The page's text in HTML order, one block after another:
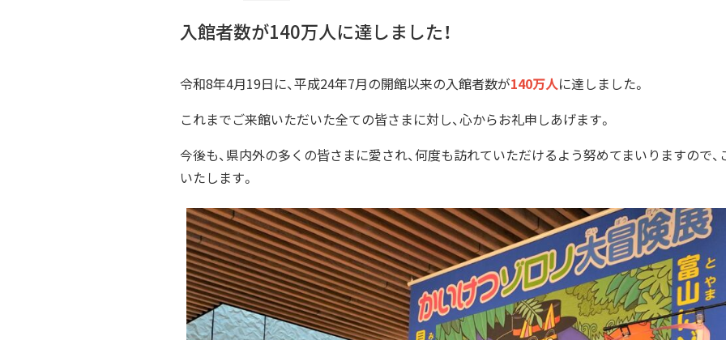
入館者数が140万人に達しました！
令和8年4月19日に、平成24年7月の開館以来の入館者数が140万人に達しました。
これまでご来館いただいた全ての皆さまに対し、心からお礼申しあげます。
今後も、県内外の多くの皆さまに愛され、何度も訪れていただけるよう努めてまいりますので
いたします。